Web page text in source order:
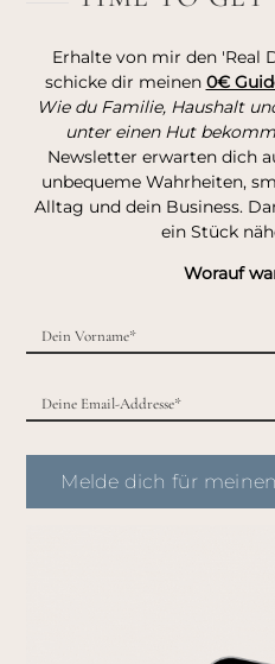
Erhalte von mir den 'Real
schicke dir meinen 0€
Wie du Familie, Haushalt
unter einen Hut
Newsletter erwarten dich
unbequeme Wahrheiten,
Alltag und dein Business.
ein Stück
Worauf
Melde dich für